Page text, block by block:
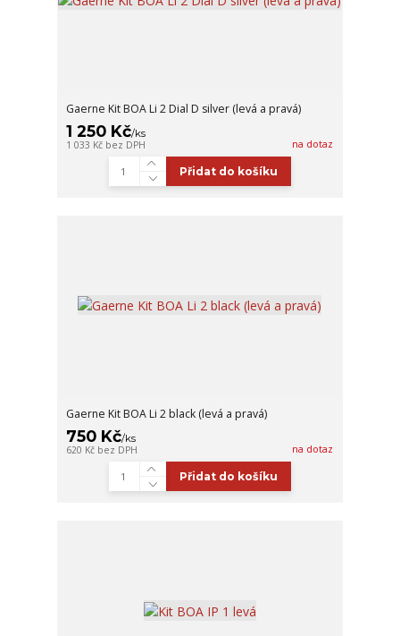
Gaerne Kit BOA Li 2 Dial D silver (levá a pravá)
1 250 Kč/ks
1 033 Kč bez DPH na dotaz
Přidat do košíku
Gaerne Kit BOA Li 2 black (levá a pravá)
750 Kč/ks
620 Kč bez DPH na dotaz
Přidat do košíku